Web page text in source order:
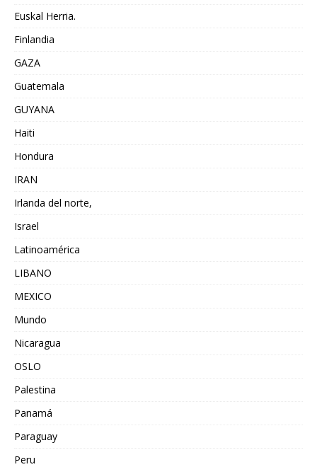
Euskal Herria.
Finlandia
GAZA
Guatemala
GUYANA
Haiti
Hondura
IRAN
Irlanda del norte,
Israel
Latinoamérica
LIBANO
MEXICO
Mundo
Nicaragua
OSLO
Palestina
Panamá
Paraguay
Peru